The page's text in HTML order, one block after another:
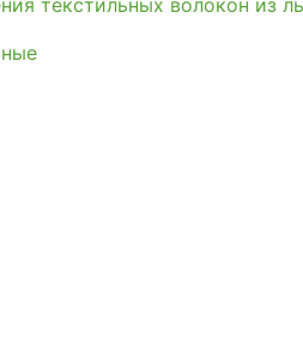
текстильных волокон из